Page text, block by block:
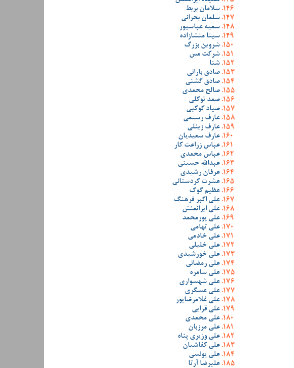
سلامان بربط
سلمان بحرانی
سمیه عباسپور
سینا منشازاده
شروین بزرگ
شرکت مس
شنا
صادق بارانی
صادق گشنی
صالح محمدی
صمد توکلی
صیاد کوکبی
عارف رستمی
عارف زینلی
عارف سعیدیان
عباس زراعت کار
عباس محمدی
عبدالله حسینی
عرفان رشیدی
عشرت کردستانی
عظیم گوک
علی اکبر فرهنگ
علی ایرانمنش
علی پورمحمد
علی تهامی
علی خادمی
علی خلیلی
علی خورشیدی
علی رمضانی
علی سامره
علی شهسواری
علی عسگری
علی غلامرضاپور
علی قرایی
علی محمدی
علی مرزبان
علی وزیری پناه
علی کفاشیان
علی یونسی
علیرضا آرتا